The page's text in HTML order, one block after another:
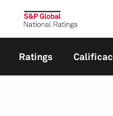
Ratings